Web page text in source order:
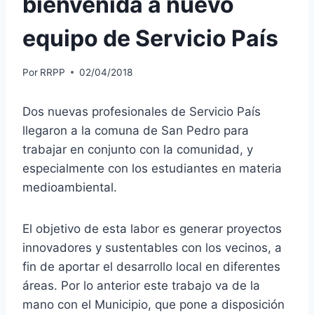
equipo de Servicio País
Por RRPP 02/04/2018
Dos nuevas profesionales de Servicio País
llegaron a la comuna de San Pedro para
trabajar en conjunto con la comunidad, y
especialmente con los estudiantes en materia
medioambiental.
El objetivo de esta labor es generar proyectos
innovadores y sustentables con los vecinos, a
fin de aportar el desarrollo local en diferentes
áreas. Por lo anterior este trabajo va de la
mano con el Municipio, que pone a disposición